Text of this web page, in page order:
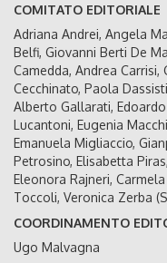
COMITATO EDITORIALE
Adriana Andrei, Angela
Belfi, Giovanni Berti De
Camedda, Andrea
Cecchinato, Paola
Alberto Gallarati,
Lucantoni, Eugenia
Emanuela Migliaccio,
Petrosino, Elisabetta
Eleonora Rajneri,
Toccoli, Veronica Zerba
COORDINAMENTO
Ugo Malvagna